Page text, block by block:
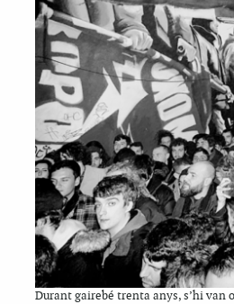
Durant gairebé trenta anys, s’hi van